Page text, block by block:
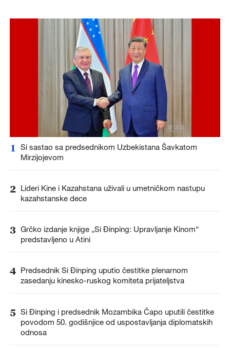
1
Si sastao sa predsednikom Uzbekistana Šavkatom
Mirzijojevom
2 Lideri Kine i Kazahstana uživali u umetničkom nastupu
kazahstanske dece
3 Grčko izdanje knjige „Si Đinping: Upravljanje Kinom“
predstavljeno u Atini
4 Predsednik Si Đinping uputio čestitke plenarnom
zasedanju kinesko-ruskog komiteta prijateljstva
5 Si Đinping i predsednik Mozambika Čapo uputili čestitke
povodom 50. godišnjice od uspostavljanja diplomatskih
odnosa